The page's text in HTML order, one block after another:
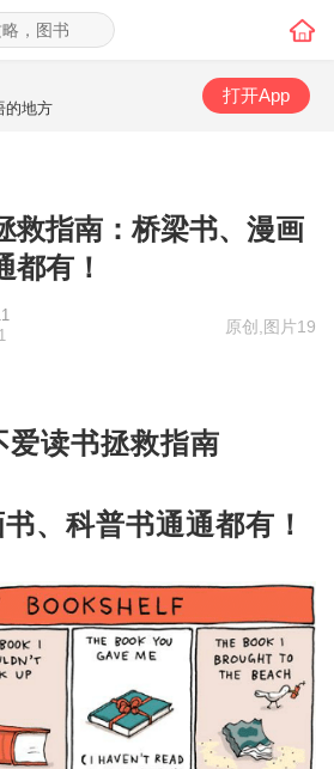
的地方
打开App
救指南：桥梁书、漫画
都有！
原创 图片19
爱读书拯救指南
、科普书通通都有！